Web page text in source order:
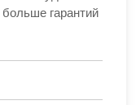
гарантий